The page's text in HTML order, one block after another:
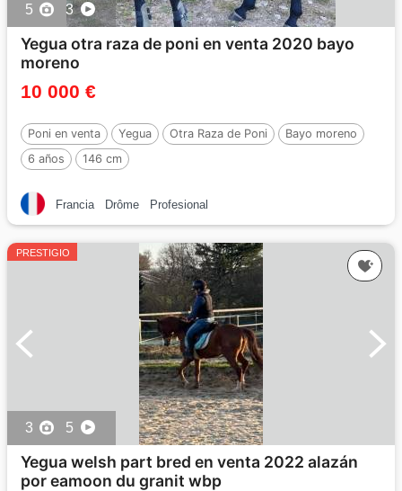
5 3
Yegua otra raza de poni en venta 2020 bayo
moreno
10 000 €
Poni en venta Yegua Otra Raza de Poni
Bayo moreno
6 años
146 cm
Francia Drôme Profesional
PRESTIGIO
3 5
Yegua welsh part bred en venta 2022 alazán
por eamoon du granit wbp